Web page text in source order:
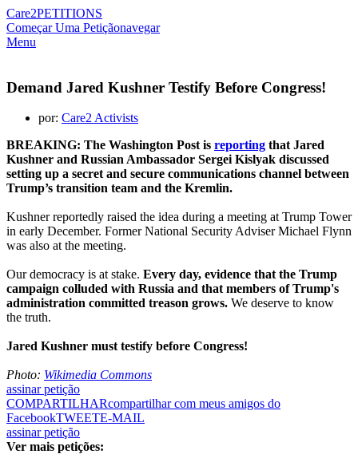
Care2PETITIONS
Começar Uma Petiçãonavegar
Menu
Demand Jared Kushner Testify Before Congress!
por: Care2 Activists
BREAKING: The Washington Post is reporting that Jared
Kushner and Russian Ambassador Sergei Kislyak discussed
setting up a secret and secure communications channel between
Trump’s transition team and the Kremlin.
Kushner reportedly raised the idea during a meeting at Trump Tower
in early December. Former National Security Adviser Michael Flynn
was also at the meeting.
Our democracy is at stake. Every day, evidence that the Trump
campaign colluded with Russia and that members of Trump's
administration committed treason grows. We deserve to know
the truth.
Jared Kushner must testify before Congress!
Photo: Wikimedia Commons
assinar petição
COMPARTILHARcompartilhar com meus amigos do
FacebookTWEETE-MAIL
assinar petição
Ver mais petições: